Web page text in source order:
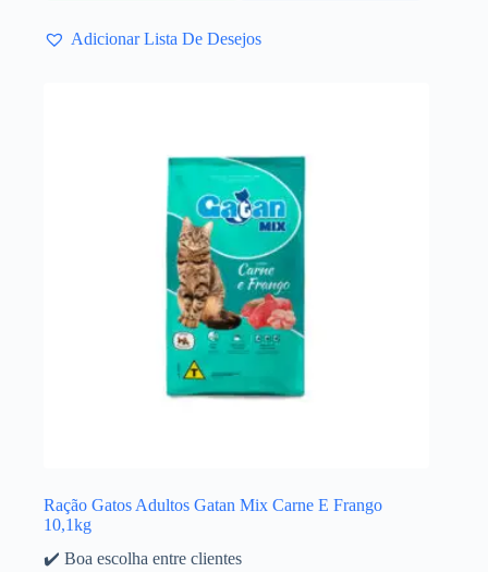
Adicionar Lista De Desejos
Ração Gatos Adultos Gatan Mix Carne E Frango
10,1kg
✔️ Boa escolha entre clientes